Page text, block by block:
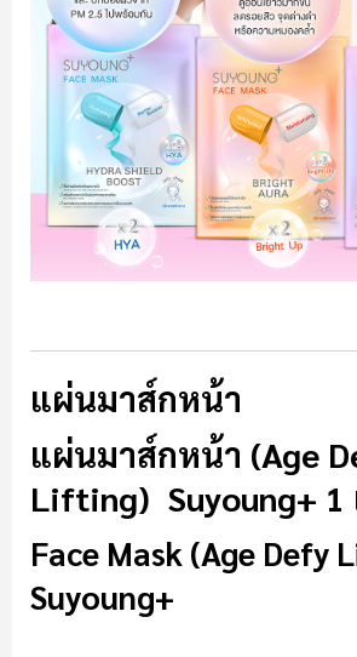
แผ่นมาส์กหน้า
แผ่นมาส์กหน้า (Age
Lifting) Suyoung+
Face Mask (Age Defy
Suyoung+